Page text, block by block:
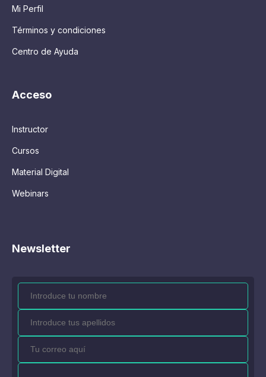
Mi Perfil
Términos y condiciones
Centro de Ayuda
Acceso
Instructor
Cursos
Material Digital
Webinars
Newsletter